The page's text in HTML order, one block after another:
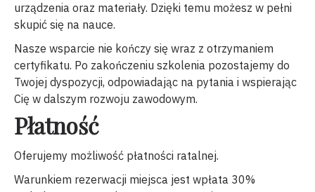
urządzenia oraz materiały. Dzięki temu możesz w pełni
skupić się na nauce.
Nasze wsparcie nie kończy się wraz z otrzymaniem
certyfikatu. Po zakończeniu szkolenia pozostajemy do
Twojej dyspozycji, odpowiadając na pytania i wspierając
Cię w dalszym rozwoju zawodowym.
Płatność
Oferujemy możliwość płatności ratalnej.
Warunkiem rezerwacji miejsca jest wpłata 30%